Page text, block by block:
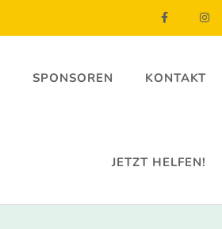
SPONSOREN KONTAKT
JETZT HELFEN!